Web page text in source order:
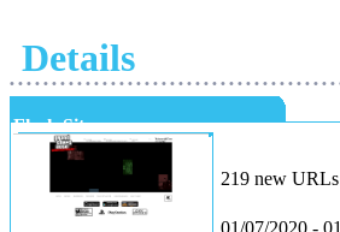
Details
• • • • • • • • • • • • • • • • • • • • • • • • • • • • • • • • • • • • • •
Flash Site
01/07/2020 -
219 new URLs